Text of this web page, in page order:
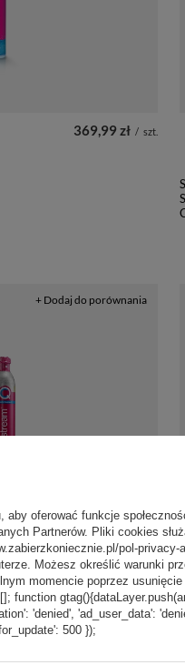
369,99 zł / szt.
249,99 zł / szt.
+ Dodaj do porównania
oferować funkcje
Partnerów. Pliki cookies
pol-
Możesz określić warunki
momencie poprzez
function
'denied', 'ad_user_data':
500 });